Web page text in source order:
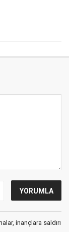
inançlara saldırı